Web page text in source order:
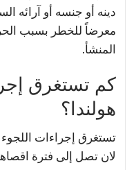
دينه أو جنسه أو آرائه
معرضاً للخطر بسبب
المنشأ.
كم تستغرق
هولندا؟
لان تصل إلى فترة اقصاها 15 شهراً لاتخاذ